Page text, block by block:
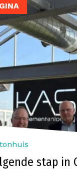
stap in